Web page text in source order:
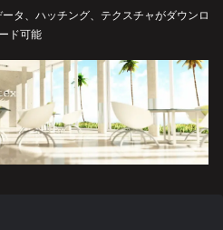
タ、ハッチング、テクスチャがダウンロ
ード可能